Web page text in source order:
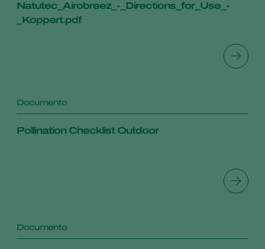
Natutec_Airobreez_-_Directions_for_Use_-
_Koppert.pdf
Documento
Pollination Checklist Outdoor
Documento